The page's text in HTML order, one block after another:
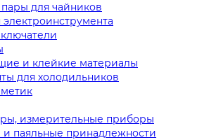
для чайников
электроинструмента
и клейкие материалы
для холодильников
измерительные приборы
и паяльные принадлежности